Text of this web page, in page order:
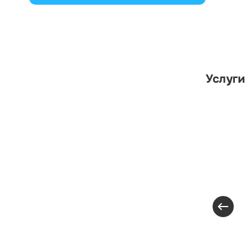
Услуги